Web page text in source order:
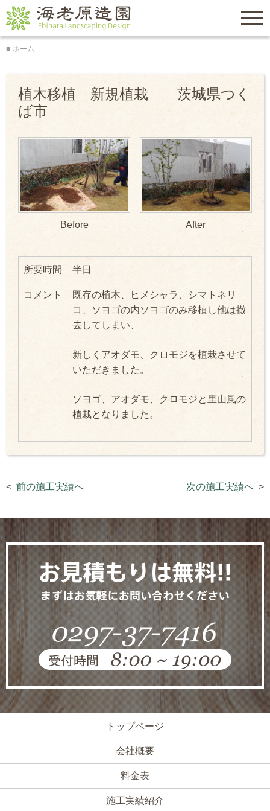
Menu
ホーム
植木移植 新規植栽 茨城県つく
ば市
所要時間 半日
コメント
既存の植木、ヒメシャラ、シマトネリ
コ、ソヨゴの内ソヨゴのみ移植し他は撤
去してしまい、
新しくアオダモ、クロモジを植栽させて
いただきました。
ソヨゴ、アオダモ、クロモジと里山風の
植栽となりました。
前の施工実績へ 次の施工実績へ
トップページ
会社概要
料金表
施工実績紹介
施工実績
よくある質問
お役立ち情報
お問い合わせ